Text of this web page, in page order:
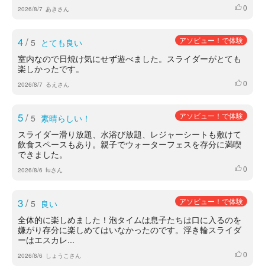
2026/8/7 あきさん いいね
0
4/ 5 とても良い アソビュー！で体験
室内なので日焼け気にせず遊べました。スライダーがとても
楽しかったです。
2026/8/7 るえさん いいね
0
5/ 5 素晴らしい！ アソビュー！で体験
スライダー滑り放題、水浴び放題、レジャーシートも敷けて
飲食スペースもあり。親子でウォーターフェスを存分に満喫
できました。
2026/8/6 fuさん いいね
0
3/ 5 良い アソビュー！で体験
全体的に楽しめました！泡タイムは息子たちは口に入るのを
嫌がり存分に楽しめてはいなかったのです。浮き輪スライダ
ーはエスカレ...
2026/8/6 しょうこさん いいね
0